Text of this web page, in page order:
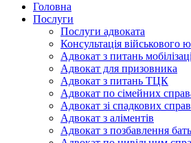
Головна
Послуги
Послуги адвоката
Консультація військового
Адвокат з питань
Адвокат для призовника
Адвокат з питань ТЦК
Адвокат по сімейних
Адвокат зі спадкових справ
Адвокат з аліментів
Адвокат з позбавлення